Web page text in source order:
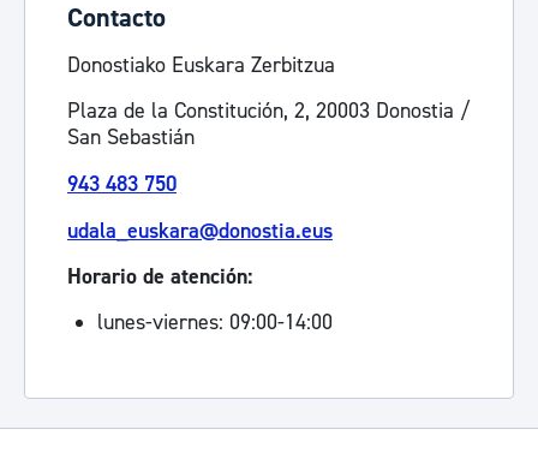
Contacto
Donostiako Euskara Zerbitzua
Plaza de la Constitución, 2, 20003 Donostia /
San Sebastián
943 483 750
udala_euskara@donostia.eus
Horario de atención:
lunes-viernes: 09:00-14:00